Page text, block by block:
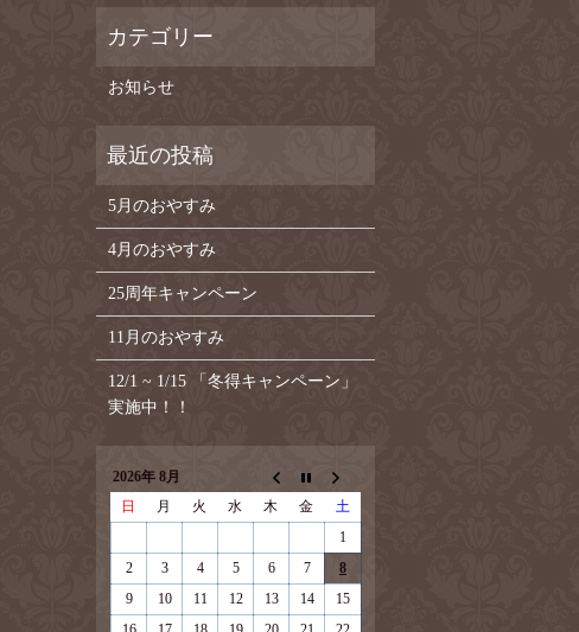
お知らせ
5月のおやすみ
4月のおやすみ
25周年キャンペーン
11月のおやすみ
12/1 ~ 1/15 「冬得キャンペーン」
実施中！！
2026年 8月
日
月 火 水 木 金
土
1
2
3 4 5 6 7
8
9
10 11 12 13 14
15